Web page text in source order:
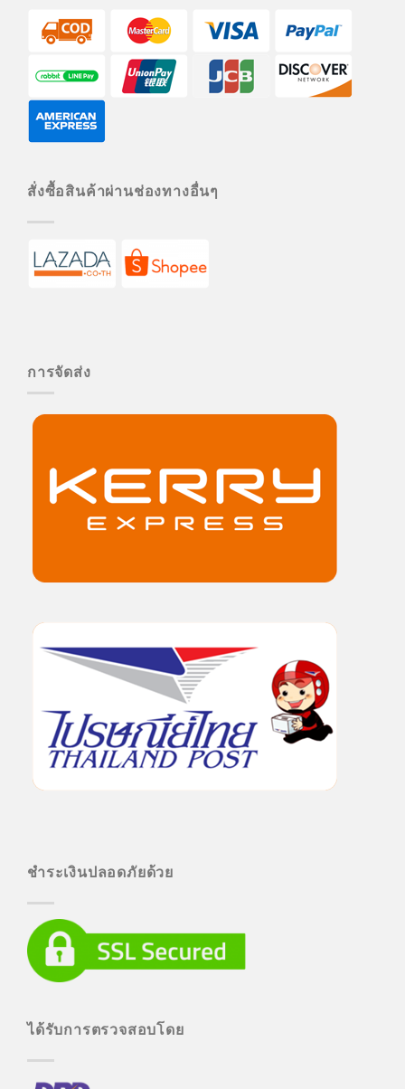
สั่งซื้อสินค้าผ่านช่องทางอื่นๆ
การจัดส่ง
ชำระเงินปลอดภัยด้วย
ได้รับการตรวจสอบโดย